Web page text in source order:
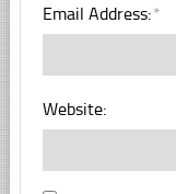
Email Address:*
Website: